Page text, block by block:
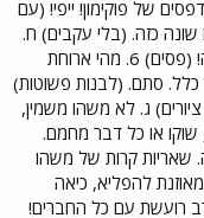
של פוקימון! ייפי! (עם
שונה כזה. (בלי עקבים) ח.
צמידים ובגדים זוהרים עם נצנצים! צועק ויפה! (פסים) 6. מהי ארוחת
סתם. (לבנות פשוטות)
ג. לא משהו משמין,
שוקו או כל דבר מחמם.
שאריות קרות של משהו
להפליא, כיאה
רועשת עם כל החברים!